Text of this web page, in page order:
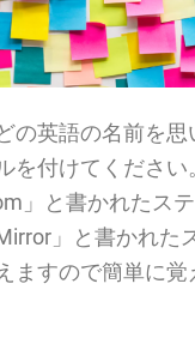
の英語の名前を思
を付けてください
」と書かれたス
」と書かれた
ますので簡単に